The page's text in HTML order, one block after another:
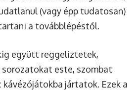
(vagy épp tudatosan)
a továbblépéstől.
együtt reggeliztetek,
este, szombat
kávézójátokba jártatok. Ezek a